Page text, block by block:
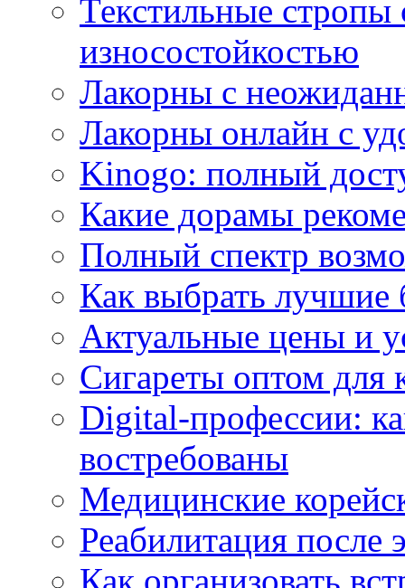
Текстильные
износостойкостью
Лакорны с
Лакорны онлайн с
Kinogo: полный
Какие дорамы
Полный спектр
Как выбрать
Актуальные цены и
Сигареты оптом для
Digital-профессии:
востребованы
Медицинские
Реабилитация после